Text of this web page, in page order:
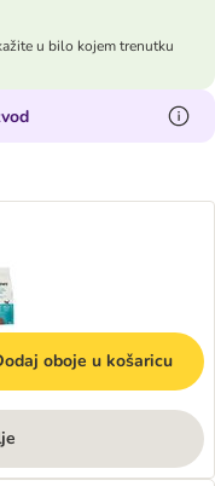
u bilo kojem trenutku
oboje u košaricu